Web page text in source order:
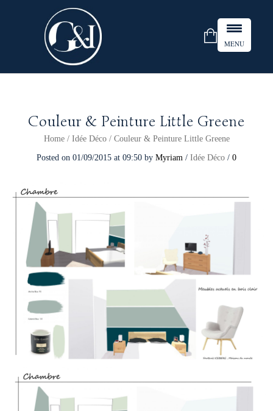
Couleur & Peinture Little Greene
Home / Idée Déco / Couleur & Peinture Little Greene
Posted on 01/09/2015 at 09:50 by Myriam / Idée Déco / 0
MENU